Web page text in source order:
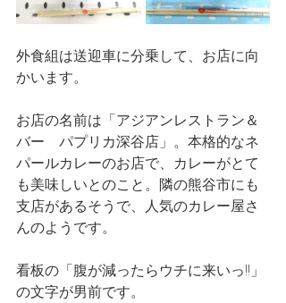
外食組は送迎車に分乗して、お店に向
かいます。
お店の名前は「アジアンレストラン＆
バー　パプリカ深谷店」。本格的なネ
パールカレーのお店で、カレーがとて
も美味しいとのこと。隣の熊谷市にも
支店があるそうで、人気のカレー屋さ
んのようです。
看板の「腹が減ったらウチに来いっ!!」
の文字が男前です。